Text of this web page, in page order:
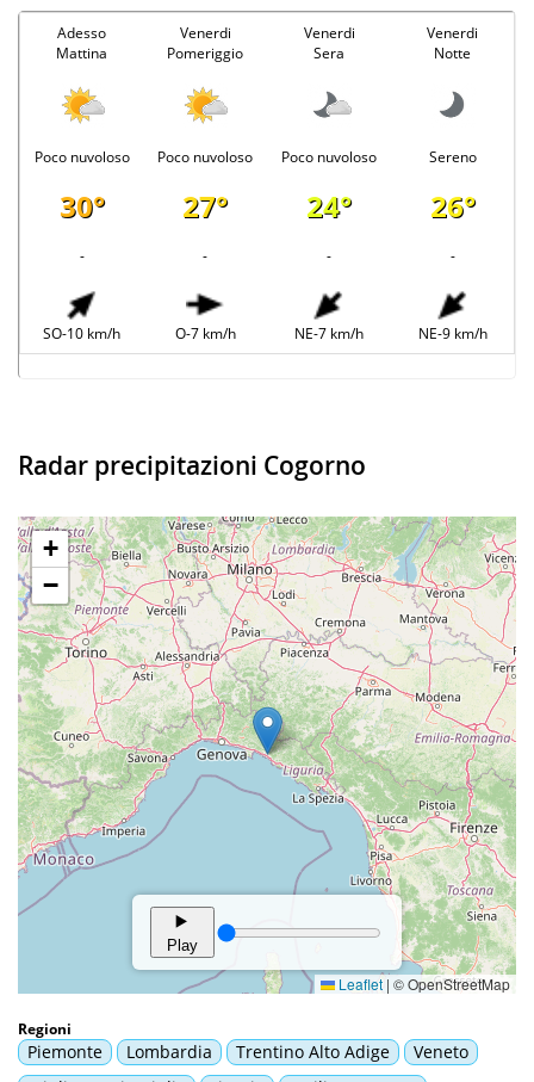
Adesso
Mattina
Venerdi
Pomeriggio
Venerdi
Sera
Venerdi
Notte
Poco nuvoloso Poco nuvoloso Poco nuvoloso Sereno
30° 27° 24° 26°
- - - -
SO-10 km/h O-7 km/h NE-7 km/h NE-9 km/h
Radar precipitazioni Cogorno
Regioni
Piemonte Lombardia Trentino Alto Adige
Veneto